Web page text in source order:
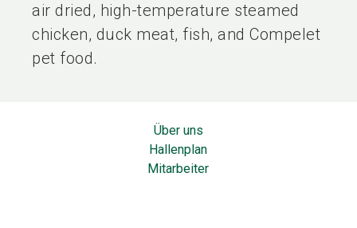
air dried, high-temperature steamed
chicken, duck meat, fish, and Compelet
pet food.
Über uns
Hallenplan
Mitarbeiter